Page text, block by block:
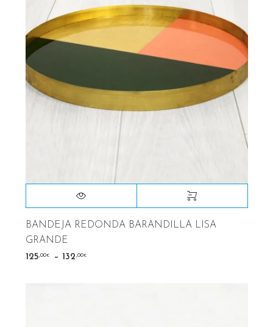
BANDEJA REDONDA BARANDILLA LISA
GRANDE
125 ,00€ – 132 ,00€